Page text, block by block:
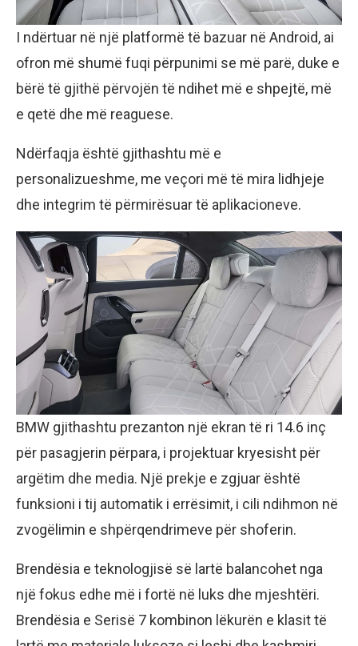
I ndërtuar në një platformë të bazuar në Android, ai
ofron më shumë fuqi përpunimi se më parë, duke e
bërë të gjithë përvojën të ndihet më e shpejtë, më
e qetë dhe më reaguese.
Ndërfaqja është gjithashtu më e
personalizueshme, me veçori më të mira lidhjeje
dhe integrim të përmirësuar të aplikacioneve.
BMW gjithashtu prezanton një ekran të ri 14.6 inç
për pasagjerin përpara, i projektuar kryesisht për
argëtim dhe media. Një prekje e zgjuar është
funksioni i tij automatik i errësimit, i cili ndihmon në
zvogëlimin e shpërqendrimeve për shoferin.
Brendësia e teknologjisë së lartë balancohet nga
një fokus edhe më i fortë në luks dhe mjeshtëri.
Brendësia e Serisë 7 kombinon lëkurën e klasit të